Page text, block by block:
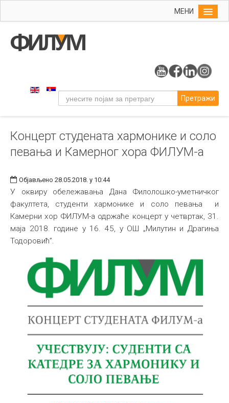
МЕНИ
Упис
Уметност
Музичка уметност
Примењена и ликовна уметност
Издаваштво
Библиотека
Студенти
Међународна
Претражи
Концерт студената хармонике и соло
певања и Камерног хора ФИЛУМ-а
Објављено 28.05.2018. у 10:44
У оквиру обележавања Дана Филолошко-уметничког
факултета, студенти хармонике и соло певања и
Камерни хор ФИЛУМ-а одржаће концерт у четвртак, 31.
маја 2018. године у 16. 45, у ОШ „Милутин и Драгиња
Тодоровић”.